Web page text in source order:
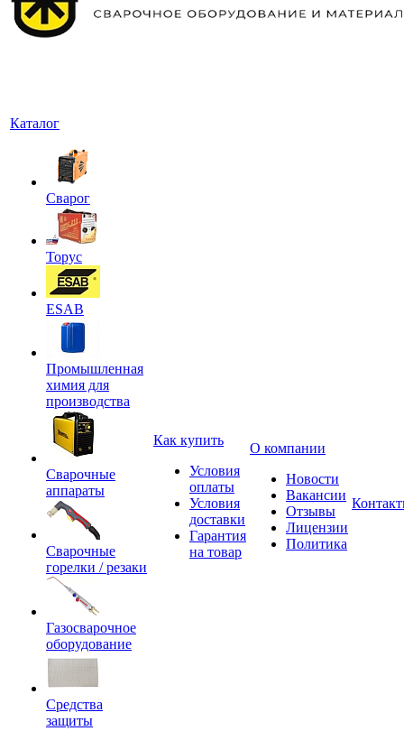
Каталог
Сварог
Торус
ESAB
Промышленная
химия для
производства
Сварочные
аппараты
Сварочные
горелки / резаки
Газосварочное
оборудование
Средства
защиты
Как купить
Условия
оплаты
Условия
доставки
Гарантия
на товар
О компании
Новости
Вакансии
Отзывы
Лицензии
Политика